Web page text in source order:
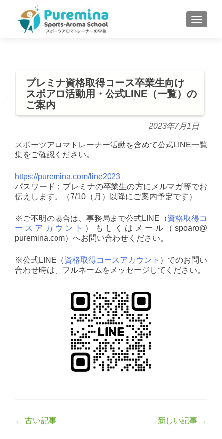
MENU
プレミナ資格取得コース卒業生向け
スポアロ活動用・公式LINE（一覧）の
ご案内
2023年7月1日
スポーツアロマトレーナー活動を含めて公式LINE一覧
集をご確認ください。
https://puremina.com/line2023
パスワード；プレミナの卒業生の方にメルマガ等でお
伝えします。（7/10（月）以降にご案内予定です）
※ご不明の場合は、事務局まで公式LINE（資格取得コ
ースアカウント ）もしくはメール（spoaro@
puremina.com）へお問い合わせください。
※公式LINE（資格取得コースアカウント ）でのお問い
合わせ時は、フルネームをメッセージしてください。
Post
← 古い記事 新しい記事 →